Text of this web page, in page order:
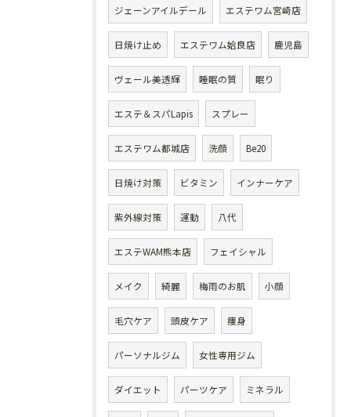
ジェーンアイルデール エステワム宮崎店
日焼け止め エステワム姶良店 鹿児島
ヴェール美透輝 睡眠の質 眠り
エステ＆スパLapis スプレー
エステワム都城店 洗顔 Be20
日焼け対策 ビタミン インナーケア
紫外線対策 運動 八代
エステWAM熊本店 フェイシャル
メイク 綺麗 梅雨のお肌 小顔
毛穴ケア 頭皮ケア 痩身
パーソナルジム 女性専用ジム
ダイエット パーツケア ミネラル